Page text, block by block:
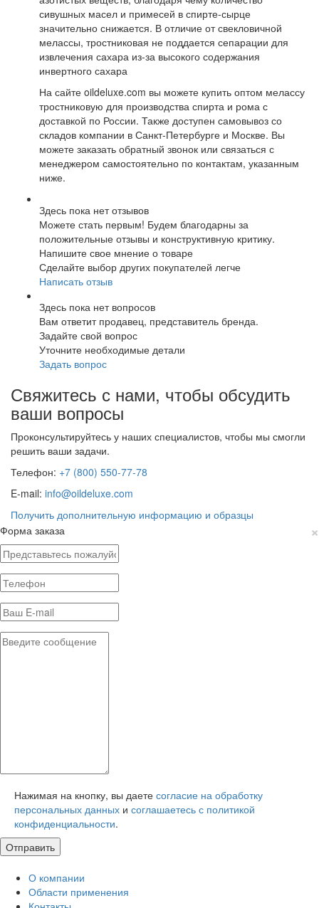
сивушных масел и примесей в спирте-сырце
значительно снижается. В отличие от свекловичной
мелассы, тростниковая не поддается сепарации для
извлечения сахара из-за высокого содержания
инвертного сахара
На сайте oildeluxe.com вы можете купить оптом мелассу
тростниковую для производства спирта и рома с
доставкой по России. Также доступен самовывоз со
складов компании в Санкт-Петербурге и Москве. Вы
можете заказать обратный звонок или связаться с
менеджером самостоятельно по контактам, указанным
ниже.
Здесь пока нет отзывов
Можете стать первым! Будем благодарны за
положительные отзывы и конструктивную критику.
Напишите свое мнение о товаре
Сделайте выбор других покупателей легче
Написать отзыв
Здесь пока нет вопросов
Вам ответит продавец, представитель бренда.
Задайте свой вопрос
Уточните необходимые детали
Задать вопрос
Свяжитесь с нами, чтобы обсудить
ваши вопросы
Проконсультируйтесь у наших специалистов, чтобы мы смогли
решить ваши задачи.
Телефон: +7 (800) 550-77-78
E-mail: info@oildeluxe.com
Получить дополнительную информацию и образцы
×
Форма заказа
Нажимая на кнопку, вы даете согласие на обработку
персональных данных и соглашаетесь с политикой
конфиденциальности.
О компании
Области применения